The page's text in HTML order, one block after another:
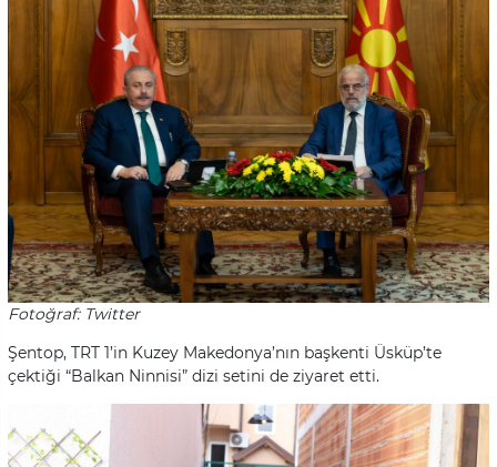
Fotoğraf: Twitter
Şentop, TRT 1’in Kuzey Makedonya’nın başkenti Üsküp’te
çektiği “Balkan Ninnisi” dizi setini de ziyaret etti.